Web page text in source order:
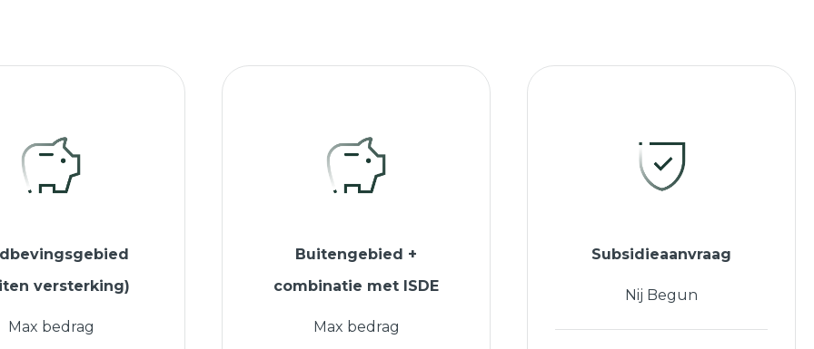
versterking)
Max bedrag
Buitengebied +
combinatie met ISDE
Max bedrag
Subsidieaanvraag
Nij Begun